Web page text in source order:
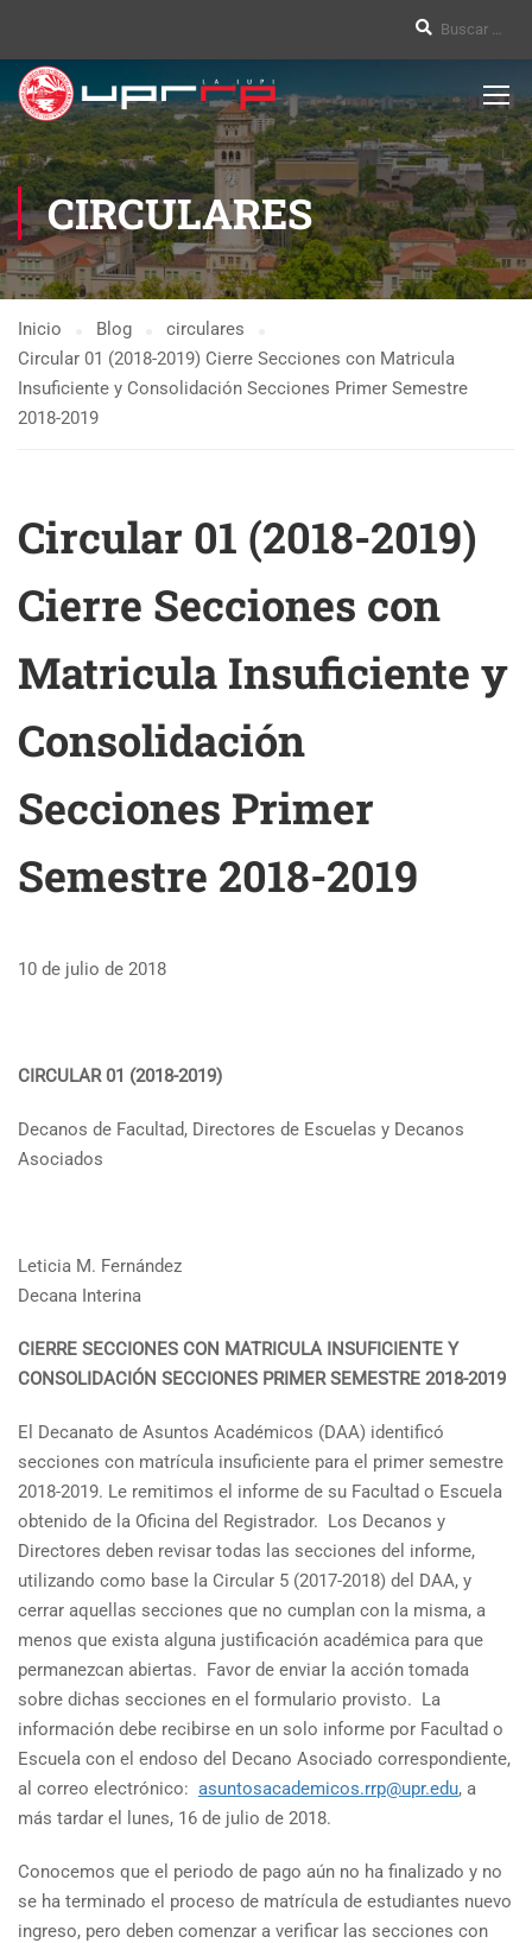
CIRCULARES
Inicio Blog
circulares
Circular 01 (2018-2019) Cierre Secciones con Matricula
Insuficiente y Consolidación Secciones Primer Semestre
2018-2019
Circular 01 (2018-2019)
Cierre Secciones con
Matricula Insuficiente y
Consolidación
Secciones Primer
Semestre 2018-2019
10 de julio de 2018
CIRCULAR 01 (2018-2019)
Decanos de Facultad, Directores de Escuelas y Decanos
Asociados
Leticia M. Fernández
Decana Interina
CIERRE SECCIONES CON MATRICULA INSUFICIENTE Y
CONSOLIDACIÓN SECCIONES PRIMER SEMESTRE 2018-2019
El Decanato de Asuntos Académicos (DAA) identificó
secciones con matrícula insuficiente para el primer semestre
2018-2019. Le remitimos el informe de su Facultad o Escuela
obtenido de la Oficina del Registrador. Los Decanos y
Directores deben revisar todas las secciones del informe,
utilizando como base la Circular 5 (2017-2018) del DAA, y
cerrar aquellas secciones que no cumplan con la misma, a
menos que exista alguna justificación académica para que
permanezcan abiertas. Favor de enviar la acción tomada
sobre dichas secciones en el formulario provisto. La
información debe recibirse en un solo informe por Facultad o
Escuela con el endoso del Decano Asociado correspondiente,
al correo electrónico: asuntosacademicos.rrp@upr.edu, a
más tardar el lunes, 16 de julio de 2018.
Conocemos que el periodo de pago aún no ha finalizado y no
se ha terminado el proceso de matrícula de estudiantes nuevo
ingreso, pero deben comenzar a verificar las secciones con